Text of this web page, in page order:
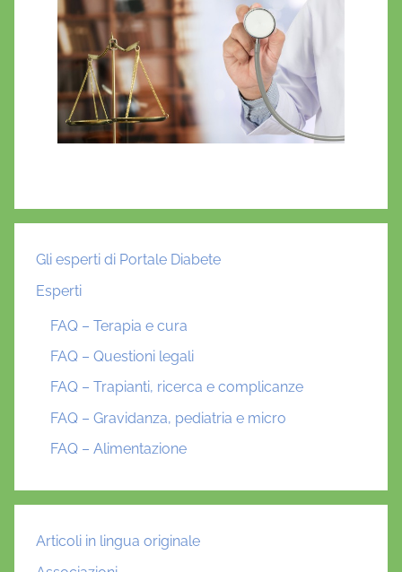
Gli esperti di Portale Diabete
Esperti
FAQ – Terapia e cura
FAQ – Questioni legali
FAQ – Trapianti, ricerca e complicanze
FAQ – Gravidanza, pediatria e micro
FAQ – Alimentazione
Articoli in lingua originale